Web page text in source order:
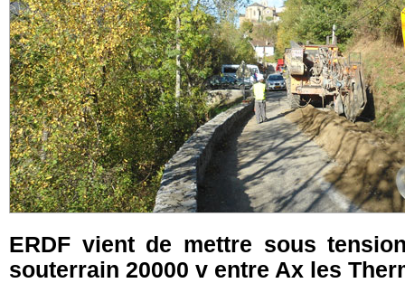
ERDF vient de mettre sous
souterrain 20000 v entre Ax les